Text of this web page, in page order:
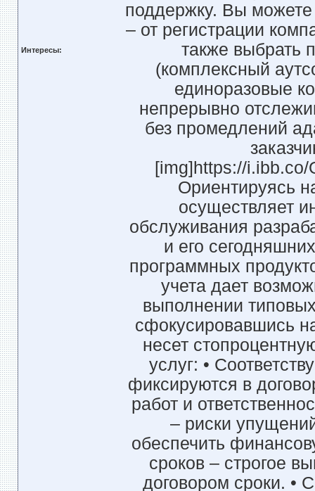
Интересы:
поддержку. Вы можете
– от регистрации
также выбрать
(комплексный
единоразовые
непрерывно
без промедлений
[img]https://
Ориентируясь
осуществляет
обслуживания
и его
программных
учета дает
выполнении
сфокусировавшись
несет
услуг: •
фиксируются в
работ и
– риски
обеспечить
сроков – строгое
договором сроки. •